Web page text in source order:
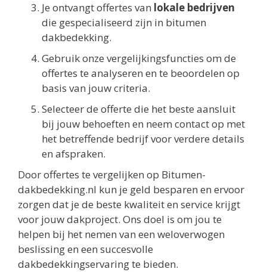
Je ontvangt offertes van lokale bedrijven
die gespecialiseerd zijn in bitumen
dakbedekking.
Gebruik onze vergelijkingsfuncties om de
offertes te analyseren en te beoordelen op
basis van jouw criteria.
Selecteer de offerte die het beste aansluit
bij jouw behoeften en neem contact op met
het betreffende bedrijf voor verdere details
en afspraken.
Door offertes te vergelijken op Bitumen-
dakbedekking.nl kun je geld besparen en ervoor
zorgen dat je de beste kwaliteit en service krijgt
voor jouw dakproject. Ons doel is om jou te
helpen bij het nemen van een weloverwogen
beslissing en een succesvolle
dakbedekkingservaring te bieden.